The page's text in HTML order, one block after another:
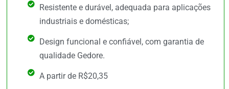
Resistente e durável, adequada para aplicações
industriais e domésticas;
Design funcional e confiável, com garantia de
qualidade Gedore.
A partir de R$20,35